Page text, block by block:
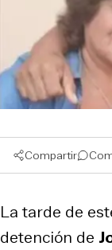
Compartir
La tarde de
detención de